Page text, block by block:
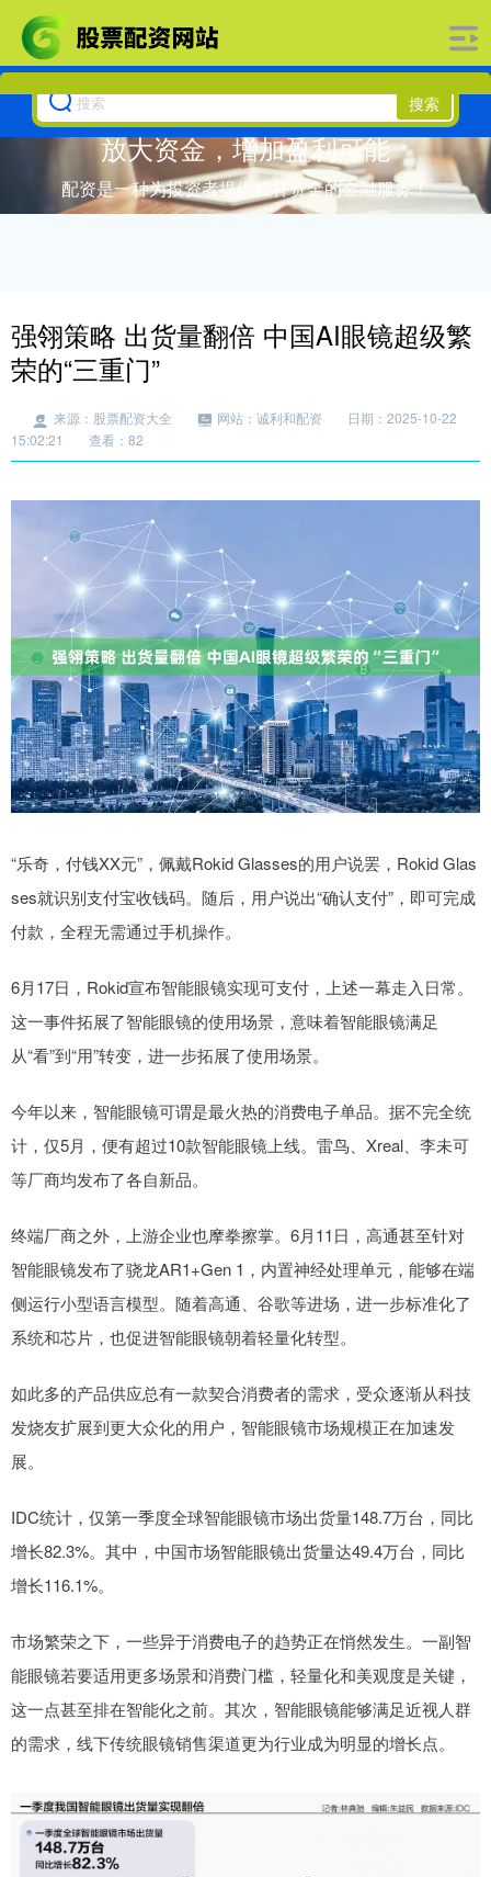
搜索
放大资金，增加盈利可能
配资是一种为投资者提供杠杆资金的金融服务！
强翎策略 出货量翻倍 中国AI眼镜超级繁
荣的“三重门”
来源：股票配资大全 网站：诚利和配资
日期：2025-10-22
15:02:21
查看：82
“乐奇，付钱XX元”，佩戴Rokid Glasses的用户说罢，Rokid Glas
ses就识别支付宝收钱码。随后，用户说出“确认支付”，即可完成
付款，全程无需通过手机操作。
6月17日，Rokid宣布智能眼镜实现可支付，上述一幕走入日常。
这一事件拓展了智能眼镜的使用场景，意味着智能眼镜满足
从“看”到“用”转变，进一步拓展了使用场景。
今年以来，智能眼镜可谓是最火热的消费电子单品。据不完全统
计，仅5月，便有超过10款智能眼镜上线。雷鸟、Xreal、李未可
等厂商均发布了各自新品。
终端厂商之外，上游企业也摩拳擦掌。6月11日，高通甚至针对
智能眼镜发布了骁龙AR1+Gen 1，内置神经处理单元，能够在端
侧运行小型语言模型。随着高通、谷歌等进场，进一步标准化了
系统和芯片，也促进智能眼镜朝着轻量化转型。
如此多的产品供应总有一款契合消费者的需求，受众逐渐从科技
发烧友扩展到更大众化的用户，智能眼镜市场规模正在加速发
展。
IDC统计，仅第一季度全球智能眼镜市场出货量148.7万台，同比
增长82.3%。其中，中国市场智能眼镜出货量达49.4万台，同比
增长116.1%。
市场繁荣之下，一些异于消费电子的趋势正在悄然发生。一副智
能眼镜若要适用更多场景和消费门槛，轻量化和美观度是关键，
这一点甚至排在智能化之前。其次，智能眼镜能够满足近视人群
的需求，线下传统眼镜销售渠道更为行业成为明显的增长点。